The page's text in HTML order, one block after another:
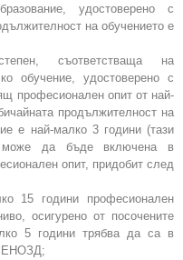
удостоверено с
на обучението е
съответстваща на
обучение, удостоверено с
професионален опит от най-
продължителност на
е най-малко 3 години (тази
да бъде включена в
опит, придобит след
15 години професионален
осигурено от посочените
5 години трябва да са в
ЕНОЗД;